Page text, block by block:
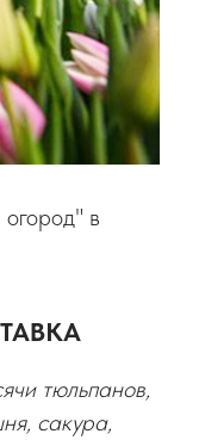
в
тюльпанов,
сакура,